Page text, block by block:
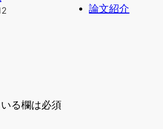
論文紹介
る欄は必須